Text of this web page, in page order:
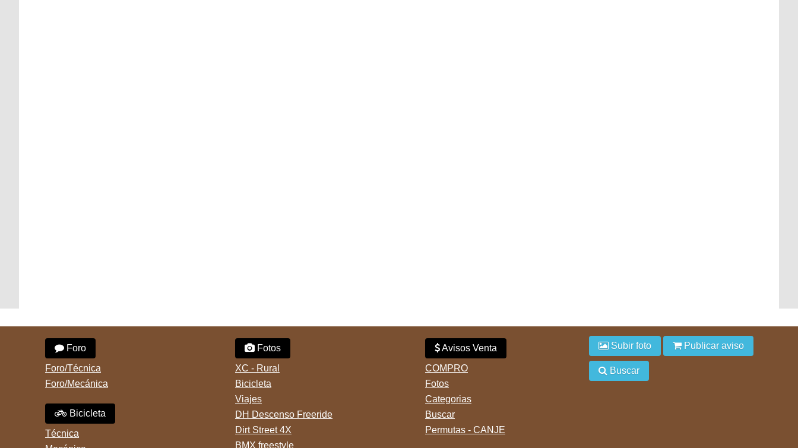
Foro
Foro/Técnica
Foro/Mecánica
Bicicleta
Técnica
Fotos
XC - Rural
Bicicleta
Viajes
DH Descenso Freeride
Dirt Street 4X
BMX freestyle
Avisos Venta
COMPRO
Fotos
Categorias
Buscar
Permutas - CANJE
Subir foto Publicar aviso
Buscar